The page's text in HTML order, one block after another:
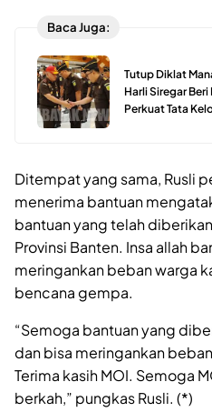
Baca Juga:
Tutup Diklat
Harli Siregar
Perkuat Tata
Ditempat yang sama, Rusli
menerima bantuan
bantuan yang telah
Provinsi Banten. Insa allah
meringankan beban warga
bencana gempa.
“Semoga bantuan yang
dan bisa meringankan
Terima kasih MOI. Semoga
berkah,” pungkas Rusli. (*)